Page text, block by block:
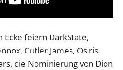
feiern DarkState,
Cutler James, Osiris
die Nominierung von Dion